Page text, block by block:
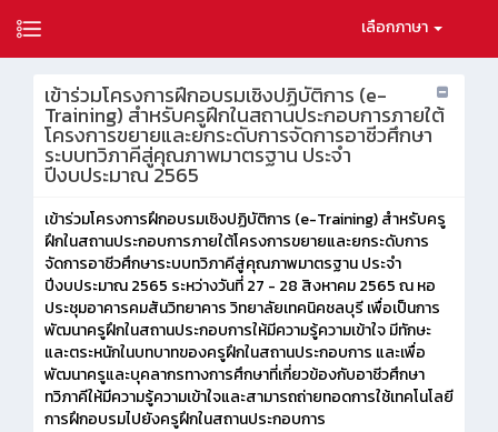
เลือกภาษา
เข้าร่วมโครงการฝึกอบรมเชิงปฏิบัติการ (e-
Training) สำหรับครูฝึกในสถานประกอบการภายใต้
โครงการขยายและยกระดับการจัดการอาชีวศึกษา
ระบบทวิภาคีสู่คุณภาพมาตรฐาน ประจำ
ปีงบประมาณ 2565
เข้าร่วมโครงการฝึกอบรมเชิงปฏิบัติการ (e-Training) สำหรับครู
ฝึกในสถานประกอบการภายใต้โครงการขยายและยกระดับการ
จัดการอาชีวศึกษาระบบทวิภาคีสู่คุณภาพมาตรฐาน ประจำ
ปีงบประมาณ 2565 ระหว่างวันที่ 27 - 28 สิงหาคม 2565 ณ หอ
ประชุมอาคารคมสันวิทยาคาร วิทยาลัยเทคนิคชลบุรี เพื่อเป็นการ
พัฒนาครูฝึกในสถานประกอบการให้มีความรู้ความเข้าใจ มีทักษะ
และตระหนักในบทบาทของครูฝึกในสถานประกอบการ และเพื่อ
พัฒนาครูและบุคลากรทางการศึกษาที่เกี่ยวข้องกับอาชีวศึกษา
ทวิภาคีให้มีความรู้ความเข้าใจและสามารถถ่ายทอดการใช้เทคโนโลยี
การฝึกอบรมไปยังครูฝึกในสถานประกอบการ